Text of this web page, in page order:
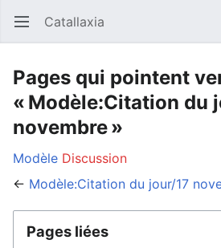
Ouvrir le menu principal Catallaxia
Pages qui pointent
« Modèle:Citation du
novembre »
Modèle Discussion
← Modèle:Citation du jour/17
Pages liées